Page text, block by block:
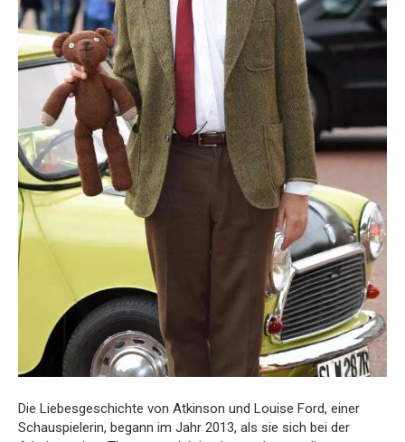
Die Liebesgeschichte von Atkinson und Louise Ford, einer
Schauspielerin, begann im Jahr 2013, als sie sich bei der